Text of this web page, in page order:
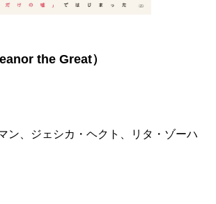
the Great）
ン、ジェシカ・ヘクト、リタ・ゾーハ